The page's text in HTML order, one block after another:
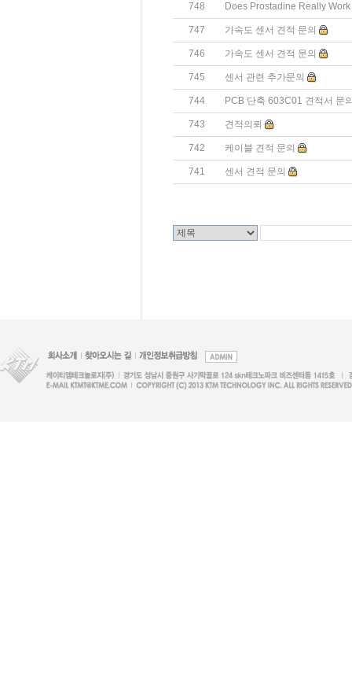
748 Does Prostadine Really
747 가속도 센서 견적 문의
746 가속도 센서 견적 문의
745 센서 관련 추가문의
744 PCB 단축 603C01 견적서 문
743 견적의뢰
742 케이블 견적 문의
741 센서 견적 문의